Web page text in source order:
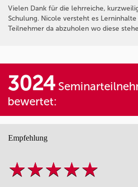
Vielen Dank für die lehrreiche,
Schulung. Nicole versteht es
Teilnehmer da abzuholen wo diese
3024
bewertet:
Empfehlung